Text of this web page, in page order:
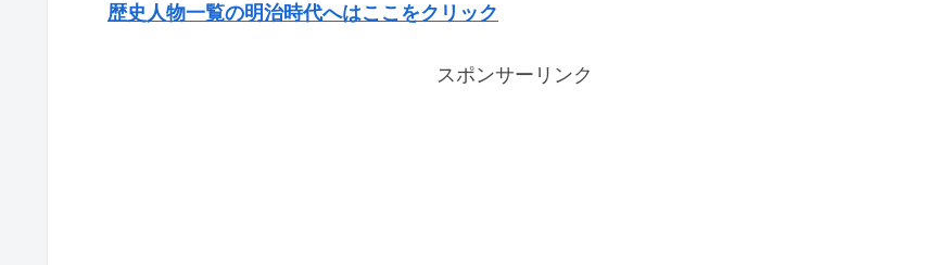
歴史人物一覧の明治時代へはここをクリック
スポンサーリンク